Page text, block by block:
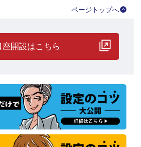
ページトップへ
座開設はこちら